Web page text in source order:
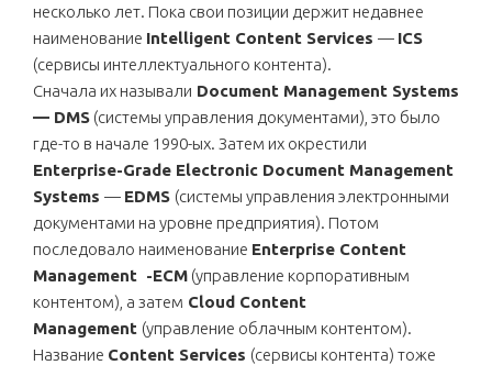
несколько лет. Пока свои позиции держит недавнее
наименование Intelligent Content Services — ICS
(сервисы интеллектуального контента).
Сначала их называли Document Management Systems
— DMS (системы управления документами), это было
где-то в начале 1990-ых. Затем их окрестили
Enterprise-Grade Electronic Document Management
Systems — EDMS (системы управления электронными
документами на уровне предприятия). Потом
последовало наименование Enterprise Content
Management -ECM (управление корпоративным
контентом), а затем Cloud Content
Management (управление облачным контентом).
Название Content Services (сервисы контента) тоже